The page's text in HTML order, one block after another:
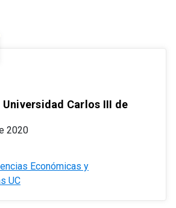
Carlos III de
2020
Económicas y
UC